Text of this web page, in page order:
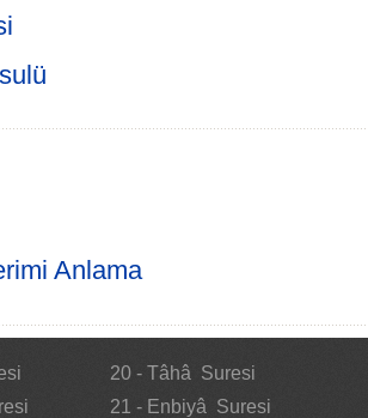
Anlama
20 - Tâhâ Suresi
21 - Enbiyâ Suresi